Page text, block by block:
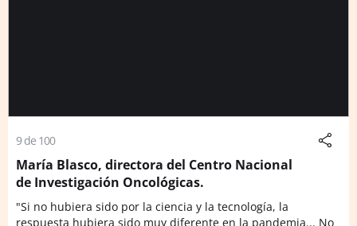
9 de 100
María Blasco, directora del Centro Nacional
de Investigación Oncológicas.
"Si no hubiera sido por la ciencia y la tecnología, la
respuesta hubiera sido muy diferente en la pandemia... No